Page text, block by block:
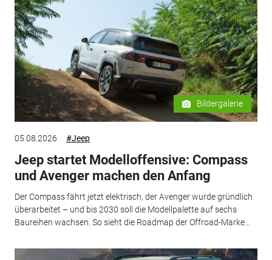
Bildergalerie
05.08.2026 #Jeep
Jeep startet Modelloffensive: Compass
und Avenger machen den Anfang
Der Compass fährt jetzt elektrisch, der Avenger wurde gründlich
überarbeitet – und bis 2030 soll die Modellpalette auf sechs
Baureihen wachsen. So sieht die Roadmap der Offroad-Marke...